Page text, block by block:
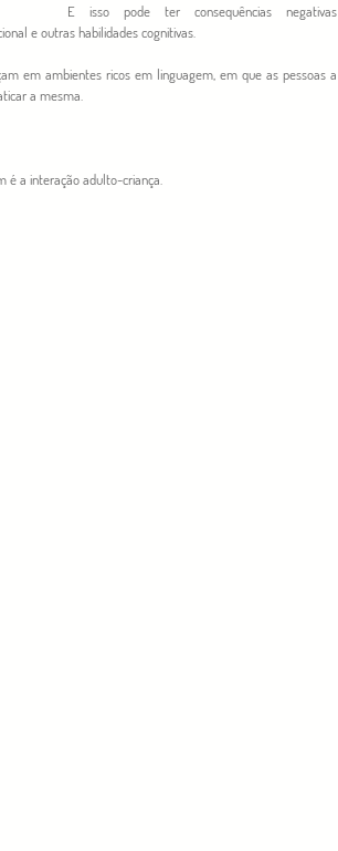
E isso pode ter consequências negativas
e outras habilidades cognitivas.
em ambientes ricos em linguagem, em que as pessoas a
a mesma.
é a interação adulto-criança.